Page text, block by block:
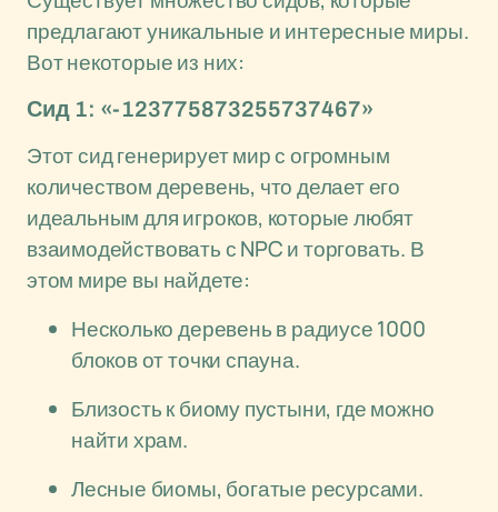
предлагают уникальные и интересные миры.
Вот некоторые из них:
Сид 1: «-123775873255737467»
Этот сид генерирует мир с огромным
количеством деревень, что делает его
идеальным для игроков, которые любят
взаимодействовать с NPC и торговать. В
этом мире вы найдете:
Несколько деревень в радиусе 1000
блоков от точки спауна.
Близость к биому пустыни, где можно
найти храм.
Лесные биомы, богатые ресурсами.